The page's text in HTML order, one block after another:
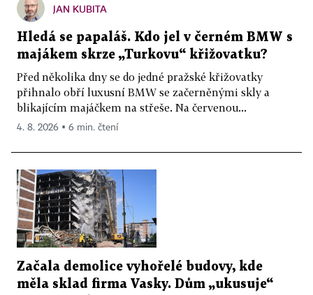
JAN KUBITA
Hledá se papaláš. Kdo jel v černém BMW s
majákem skrze „Turkovu“ křižovatku?
Před několika dny se do jedné pražské křižovatky
přihnalo obří luxusní BMW se začerněnými skly a
blikajícím majáčkem na střeše. Na červenou...
4. 8. 2026 ▪ 6 min. čtení
Začala demolice vyhořelé budovy, kde
měla sklad firma Vasky. Dům „ukusuje“